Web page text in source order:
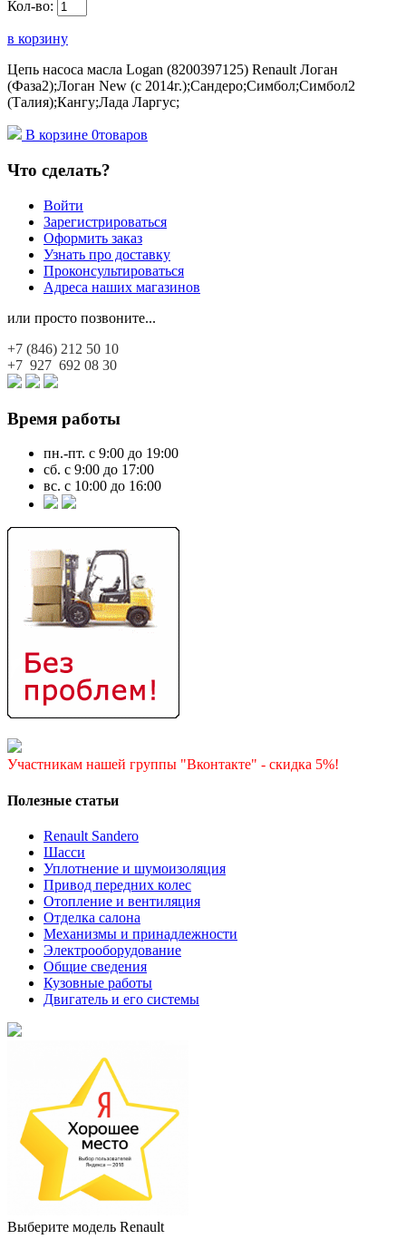
Кол-во:
в корзину
Цепь насоса масла Logan (8200397125) Renault Логан
(Фаза2);Логан New (с 2014г.);Сандеро;Симбол;Симбол2
(Талия);Кангу;Лада Ларгус;
В корзине 0товаров
Что сделать?
Войти
Зарегистрироваться
Оформить заказ
Узнать про доставку
Проконсультироваться
Адреса наших магазинов
или просто позвоните...
+7 (846) 212 50 10
+7 927 692 08 30
Время работы
пн.-пт. с 9:00 до 19:00
сб. с 9:00 до 17:00
вс. с 10:00 до 16:00
Участникам нашей группы "Вконтакте" - скидка 5%!
Полезные статьи
Renault Sandero
Шасси
Уплотнение и шумоизоляция
Привод передних колес
Отопление и вентиляция
Отделка салона
Механизмы и принадлежности
Электрооборудование
Общие сведения
Кузовные работы
Двигатель и его системы
Выберите модель Renault